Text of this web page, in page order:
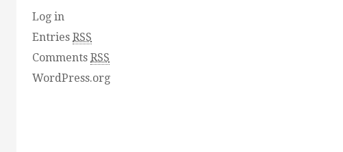
Log in
Entries RSS
Comments RSS
WordPress.org